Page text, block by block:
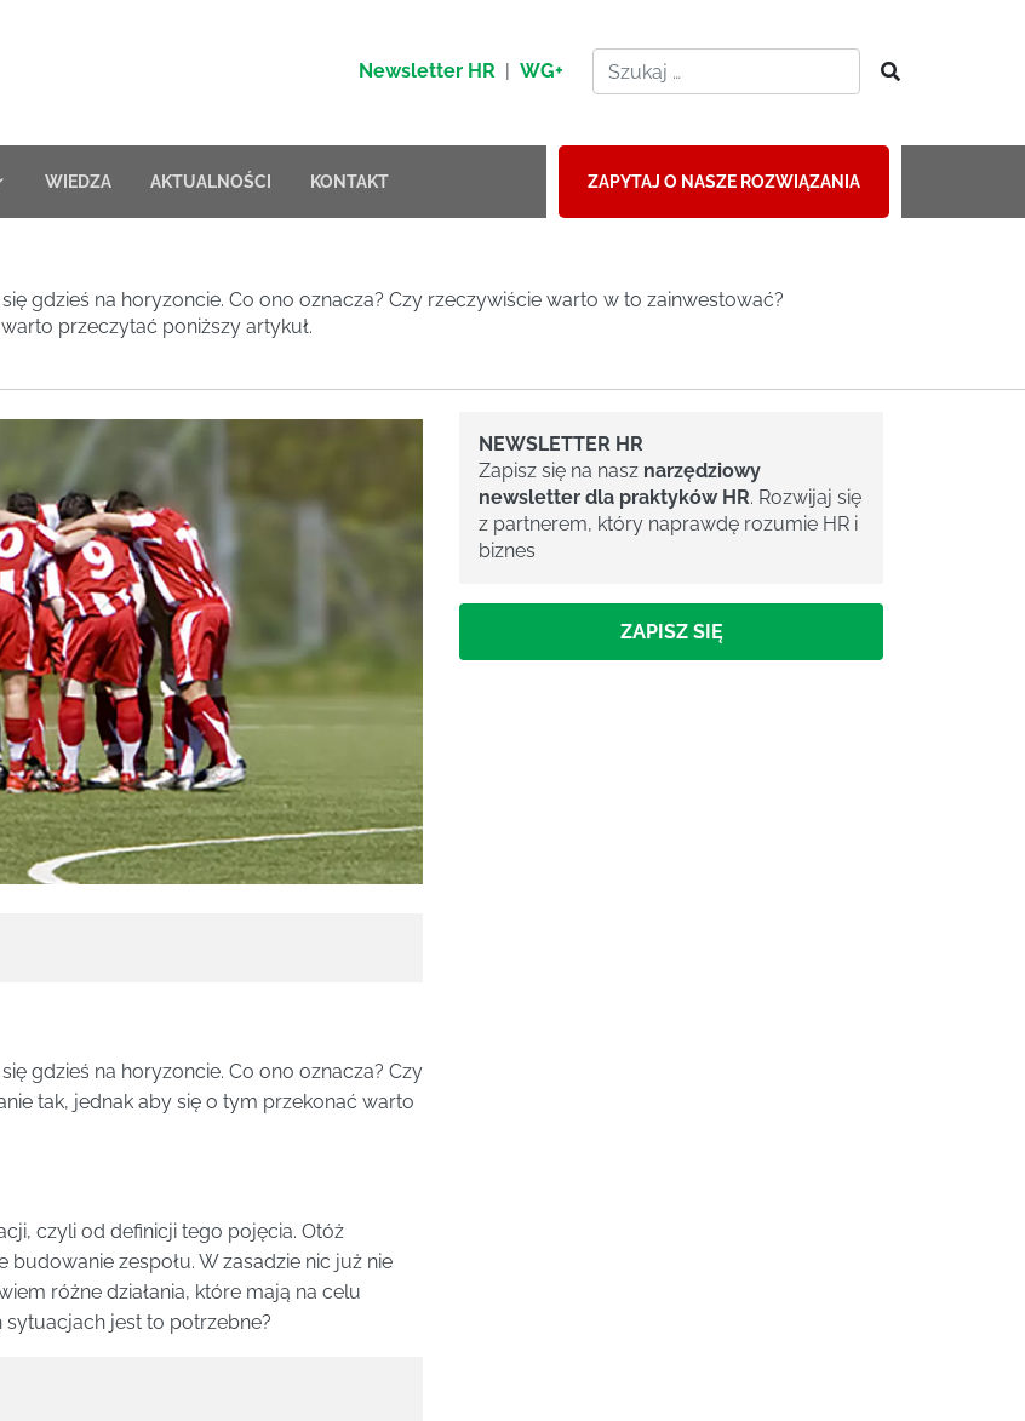
Newsletter HR | WG+
WIEDZA AKTUALNOŚCI KONTAKT ZAPYTAJ O NASZE ROZWIĄZANIA
gdzieś na horyzoncie. Co ono oznacza? Czy rzeczywiście warto w to zainwestować?
przeczytać poniższy artykuł.
gdzieś na horyzoncie. Co ono oznacza? Czy
tak, jednak aby się o tym przekonać warto
czyli od definicji tego pojęcia. Otóż
zespołu. W zasadzie nic już nie
różne działania, które mają na celu
sytuacjach jest to potrzebne?
NEWSLETTER HR
Zapisz się na nasz narzędziowy
newsletter dla praktyków HR. Rozwijaj się
z partnerem, który naprawdę rozumie HR i
biznes
ZAPISZ SIĘ